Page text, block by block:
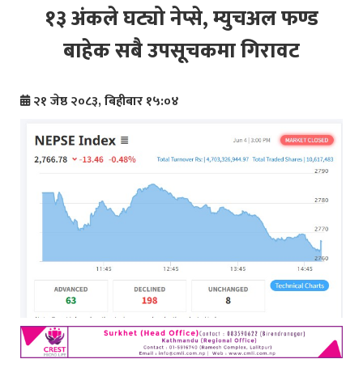
१३ अंकले घट्यो नेप्से, म्युचअल फण्ड
बाहेक सबै उपसूचकमा गिरावट
२१ जेष्ठ २०८३, बिहीबार १५:०४